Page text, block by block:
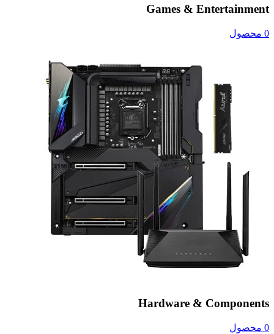
Games & Entertainment
0 محصول
Hardware & Components
0 محصول